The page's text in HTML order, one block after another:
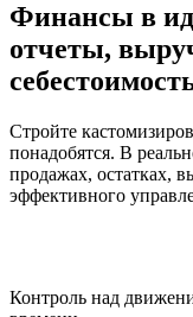
Финансы в
отчеты,
Стройте
понадобятся. В
продажах, остатках,
эффективного
Контроль над